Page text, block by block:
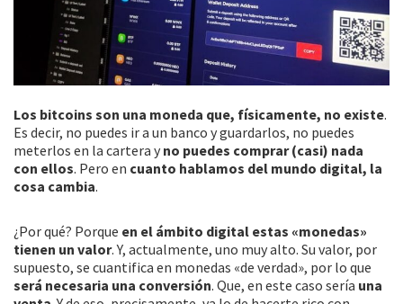
Los bitcoins son una moneda que, físicamente, no existe.
Es decir, no puedes ir a un banco y guardarlos, no puedes
meterlos en la cartera y no puedes comprar (casi) nada
con ellos. Pero en cuanto hablamos del mundo digital, la
cosa cambia.
¿Por qué? Porque en el ámbito digital estas «monedas»
tienen un valor. Y, actualmente, uno muy alto. Su valor, por
supuesto, se cuantifica en monedas «de verdad», por lo que
será necesaria una conversión. Que, en este caso sería una